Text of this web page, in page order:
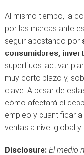
Al mismo tiempo, la
por las marcas ante
seguir apostando por
consumidores,
superfluos, activar
muy corto plazo y,
clave. A pesar de
cómo afectará el
empleo y cuantificar
ventas a nivel global y
Disclosure: El medio